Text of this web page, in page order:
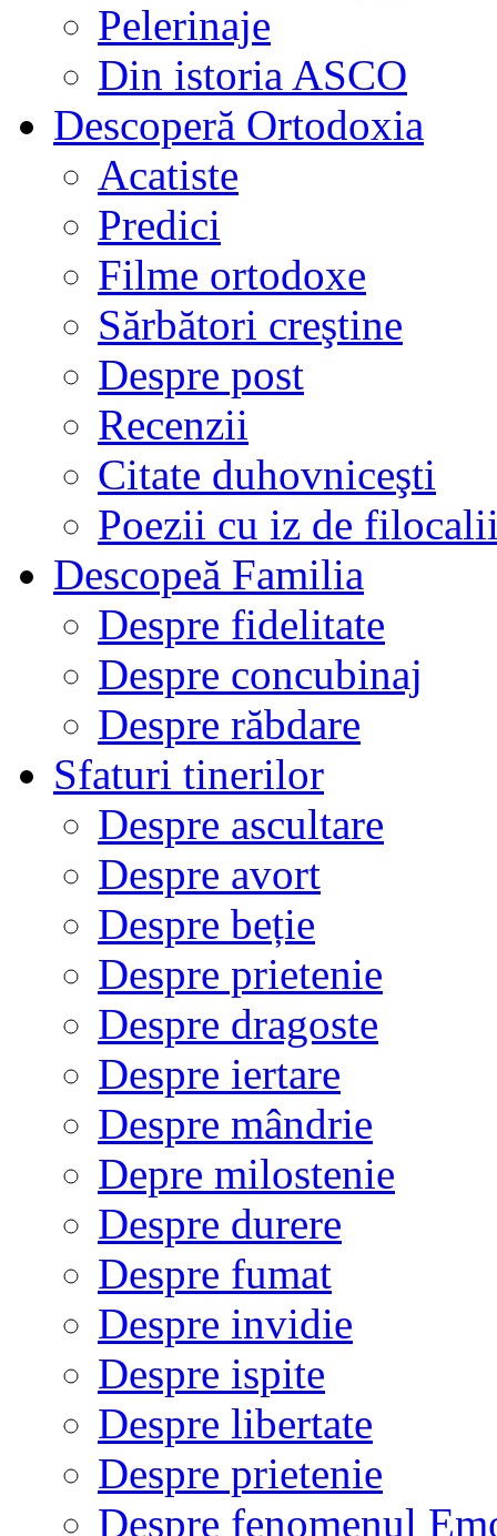
Pelerinaje
Din istoria ASCO
Descoperă Ortodoxia
Acatiste
Predici
Filme ortodoxe
Sărbători creştine
Despre post
Recenzii
Citate duhovniceşti
Poezii cu iz de
Descopeă Familia
Despre fidelitate
Despre concubinaj
Despre răbdare
Sfaturi tinerilor
Despre ascultare
Despre avort
Despre beție
Despre prietenie
Despre dragoste
Despre iertare
Despre mândrie
Depre milostenie
Despre durere
Despre fumat
Despre invidie
Despre ispite
Despre libertate
Despre prietenie
Despre fenomenul